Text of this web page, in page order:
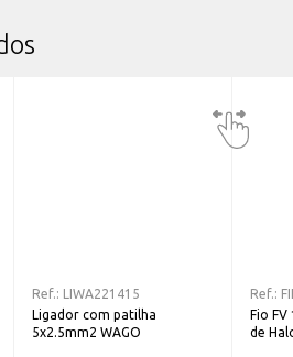
Ref.:
LIWA221415
Ligador com patilha
5x2.5mm2 WAGO
Ref.:
Fio FV
de